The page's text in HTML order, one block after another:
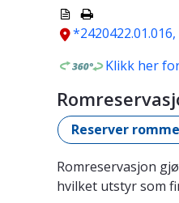
Klikk her
Reserver
Romreservasjon
hvilket utstyr som